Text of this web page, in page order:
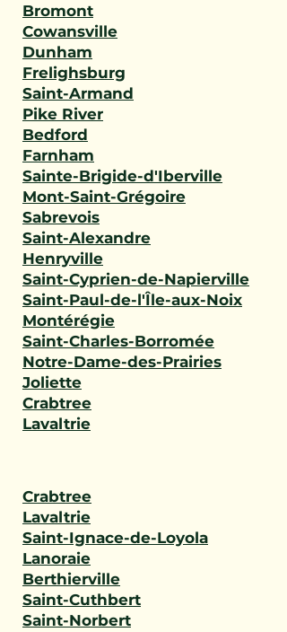
Bromont
Cowansville
Dunham
Frelighsburg
Saint-Armand
Pike River
Bedford
Farnham
Sainte-Brigide-d'Iberville
Mont-Saint-Grégoire
Sabrevois
Saint-Alexandre
Henryville
Saint-Cyprien-de-Napierville
Saint-Paul-de-l'Île-aux-Noix
Montérégie
Saint-Charles-Borromée
Notre-Dame-des-Prairies
Joliette
Crabtree
Lavaltrie
Crabtree
Lavaltrie
Saint-Ignace-de-Loyola
Lanoraie
Berthierville
Saint-Cuthbert
Saint-Norbert